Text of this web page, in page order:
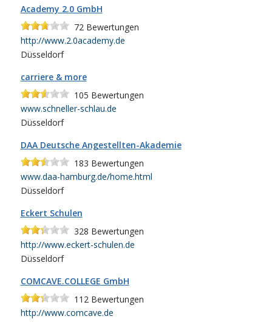
Academy 2.0 GmbH
72Bewertungen
http://www.2.0academy.de
Düsseldorf
carriere & more
105 Bewertungen
www.schneller-schlau.de
Düsseldorf
DAA Deutsche Angestellten-Akademie
183 Bewertungen
www.daa-hamburg.de/home.html
Düsseldorf
Eckert Schulen
328 Bewertungen
http://www.eckert-schulen.de
Düsseldorf
COMCAVE.COLLEGE GmbH
112Bewertungen
http://www.comcave.de